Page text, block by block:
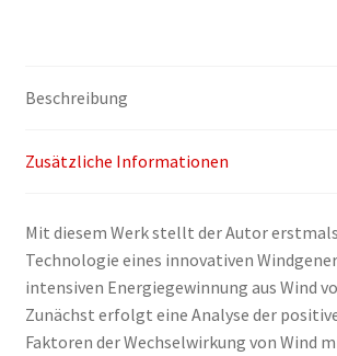
aus
Menge
Beschreibung
Zusätzliche Informationen
Mit diesem Werk stellt der Autor
Technologie eines innovativen
intensiven Energiegewinnung aus Wind
Zunächst erfolgt eine Analyse der
Faktoren der Wechselwirkung von Wind